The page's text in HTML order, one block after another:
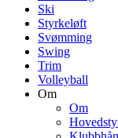
Ski
Styrkeløft
Svømming
Swing
Trim
Volleyball
Om
Om